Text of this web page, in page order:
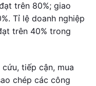
trên 80%; giao
Tỉ lệ doanh nghiệp
trên 40% trong
tiếp cận, mua
chép các công